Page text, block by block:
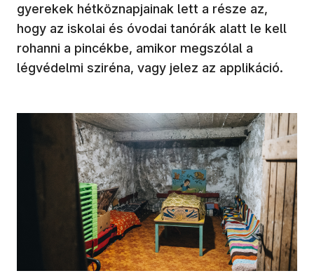
gyerekek hétköznapjainak lett a része az,
hogy az iskolai és óvodai tanórák alatt le kell
rohanni a pincékbe, amikor megszólal a
légvédelmi sziréna, vagy jelez az applikáció.